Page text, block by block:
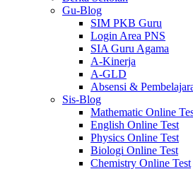
Gu-Blog
SIM PKB Guru
Login Area PNS
SIA Guru Agama
A-Kinerja
A-GLD
Absensi &
Sis-Blog
Mathematic Online
English Online Test
Physics Online Test
Biologi Online Test
Chemistry Online Test